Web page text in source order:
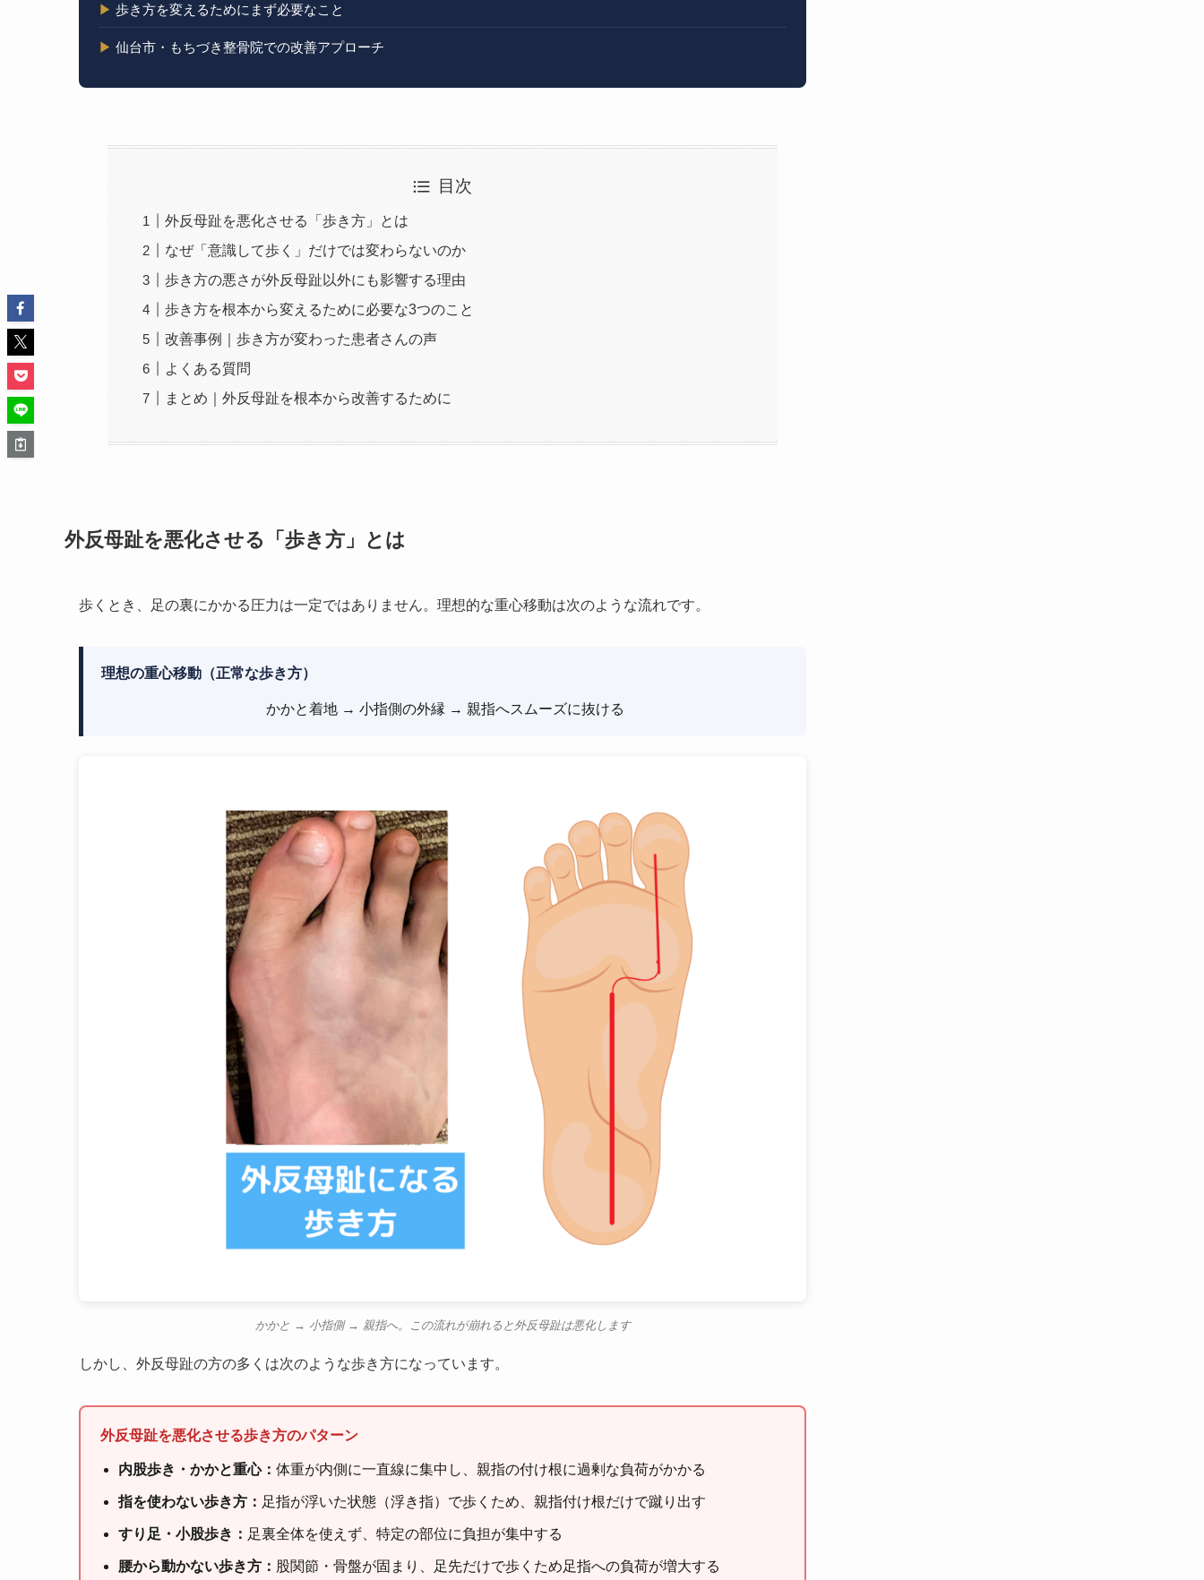
▶ 歩き方を変えるためにまず必要なこと
▶ 仙台市・もちづき整骨院での改善アプローチ
目次
外反母趾を悪化させる「歩き方」とは
なぜ「意識して歩く」だけでは変わらないのか
歩き方の悪さが外反母趾以外にも影響する理由
歩き方を根本から変えるために必要な3つのこと
改善事例｜歩き方が変わった患者さんの声
よくある質問
まとめ｜外反母趾を根本から改善するために
外反母趾を悪化させる「歩き方」とは
歩くとき、足の裏にかかる圧力は一定ではありません。理想的な重心移動は次のような流れです。
理想の重心移動（正常な歩き方）
かかと着地 → 小指側の外縁 → 親指へスムーズに抜ける
かかと → 小指側 → 親指へ。この流れが崩れると外反母趾は悪化します
しかし、外反母趾の方の多くは次のような歩き方になっています。
外反母趾を悪化させる歩き方のパターン
内股歩き・かかと重心： 体重が内側に一直線に集中し、親指の付け根に過剰な負荷がかかる
指を使わない歩き方： 足指が浮いた状態（浮き指）で歩くため、親指付け根だけで蹴り出す
すり足・小股歩き： 足裏全体を使えず、特定の部位に負担が集中する
腰から動かない歩き方： 股関節・骨盤が固まり、足先だけで歩くため足指への負荷が増大する